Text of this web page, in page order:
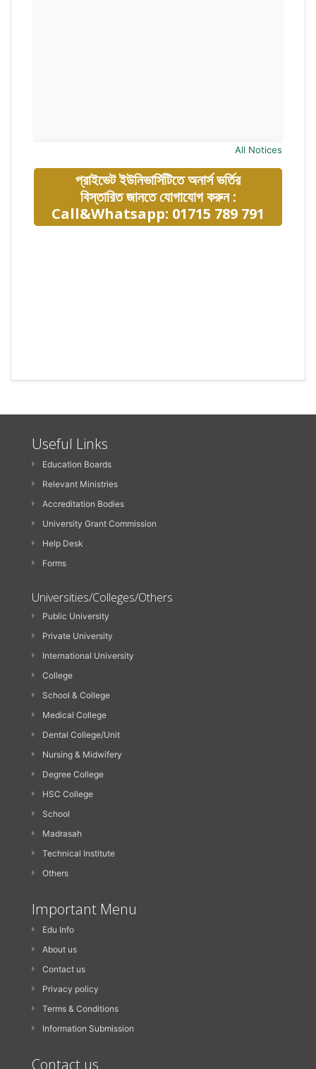
All Notices
প্রাইভেট ইউনিভার্সিটিতে অনার্স ভর্তির
বিস্তারিত জানতে যোগাযোগ করুন :
Call&Whatsapp: 01715 789 791
Useful Links
Education Boards
Relevant Ministries
Accreditation Bodies
University Grant Commission
Help Desk
Forms
Universities/Colleges/Others
Public University
Private University
International University
College
School & College
Medical College
Dental College/Unit
Nursing & Midwifery
Degree College
HSC College
School
Madrasah
Technical Institute
Others
Important Menu
Edu Info
About us
Contact us
Privacy policy
Terms & Conditions
Information Submission
Contact us